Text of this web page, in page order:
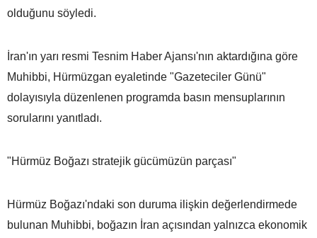
olduğunu söyledi.
İran'ın yarı resmi Tesnim Haber Ajansı'nın aktardığına göre
Muhibbi, Hürmüzgan eyaletinde "Gazeteciler Günü"
dolayısıyla düzenlenen programda basın mensuplarının
sorularını yanıtladı.
"Hürmüz Boğazı stratejik gücümüzün parçası"
Hürmüz Boğazı'ndaki son duruma ilişkin değerlendirmede
bulunan Muhibbi, boğazın İran açısından yalnızca ekonomik